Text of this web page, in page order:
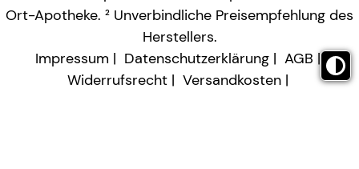
Ort-Apotheke. ² Unverbindliche Preisempfehlung des
Herstellers.
Impressum
Datenschutzerklärung
AGB
Widerrufsrecht
Versandkosten